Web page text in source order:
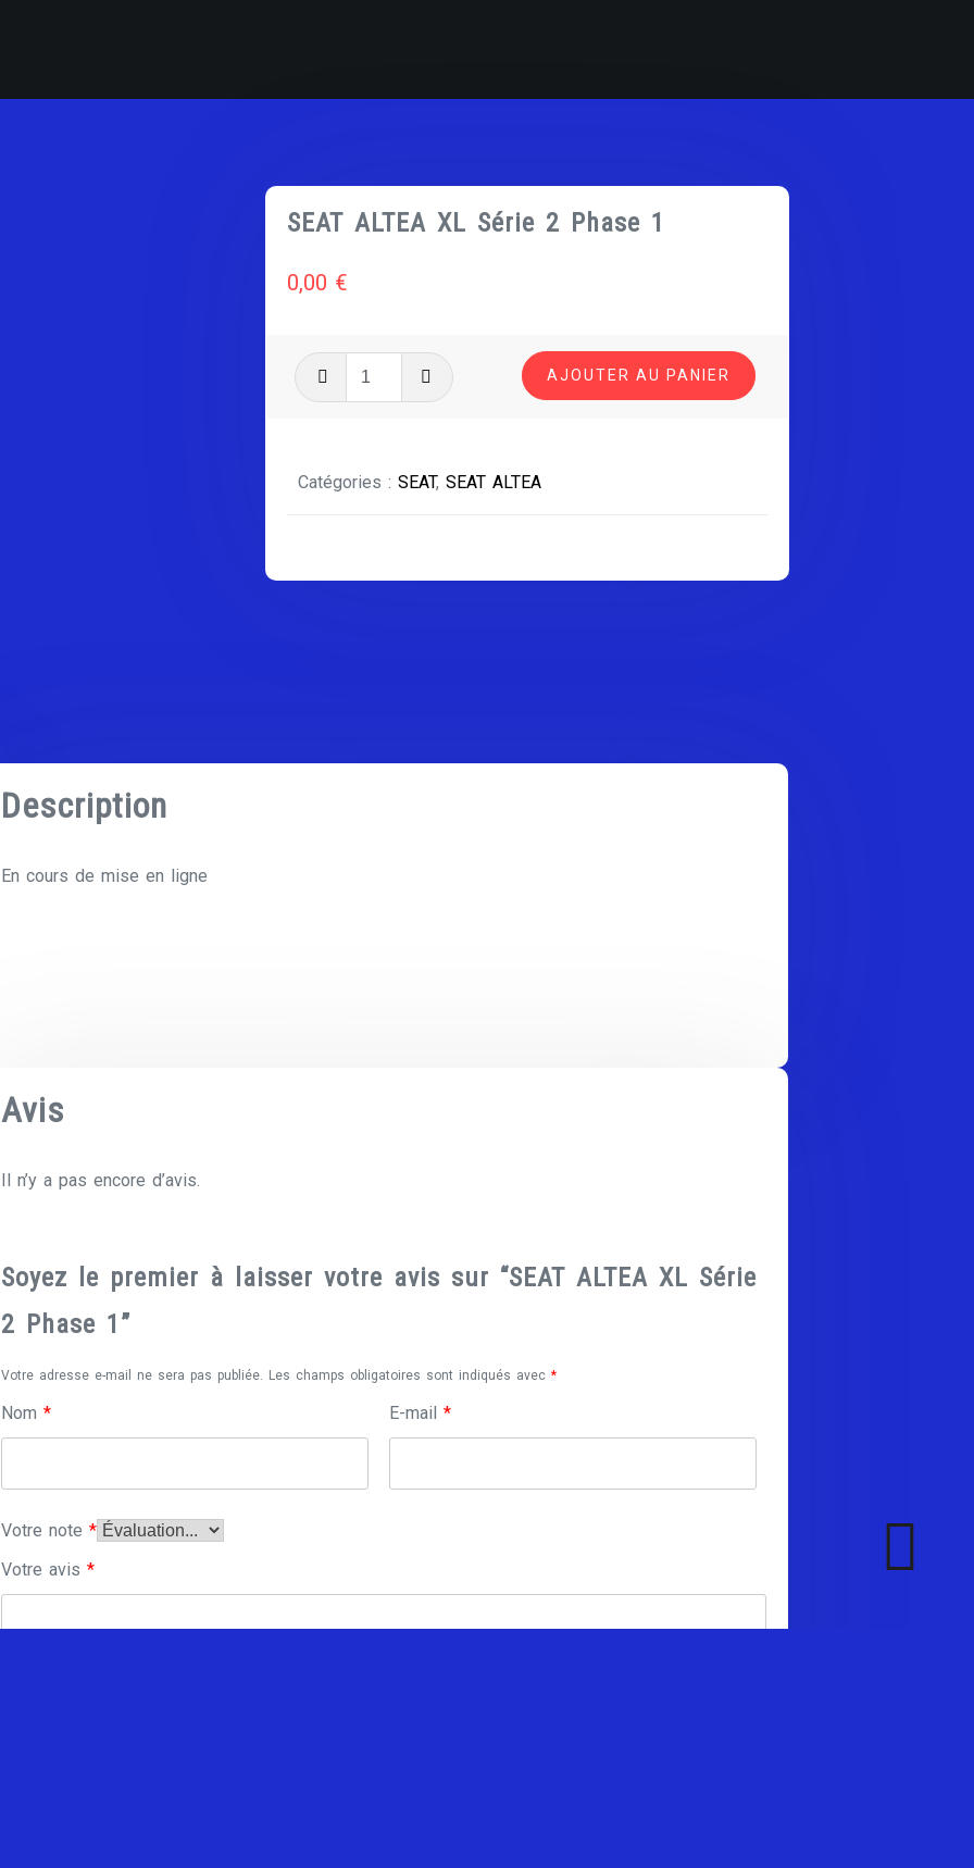
SEAT ALTEA XL Série 2 Phase 1
0,00 €
quantité
de
XL
Phase
AJOUTER AU PANIER
Catégories :SEAT,SEAT ALTEA
Description
En cours de mise en ligne
Avis
Il n’y a pas encore d’avis.
Soyez le premier à laisser votre avis sur “SEAT ALTEA XL Série
2 Phase 1”
Votre adresse e-mail ne sera pas publiée. Les champs obligatoires sont indiqués avec *
Nom * E-mail *
Votre note *
Votre avis *